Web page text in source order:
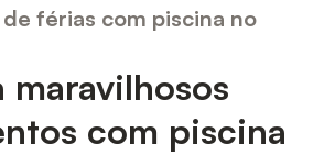
férias com piscina no
maravilhosos
com piscina